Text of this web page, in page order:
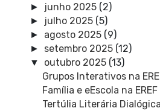
► junho 2025 (2)
► julho 2025 (5)
► agosto 2025 (9)
► setembro 2025 (12)
▼ outubro 2025 (13)
Grupos Interativos na
Família e eEscola na
Tertúlia Literária Dialógica